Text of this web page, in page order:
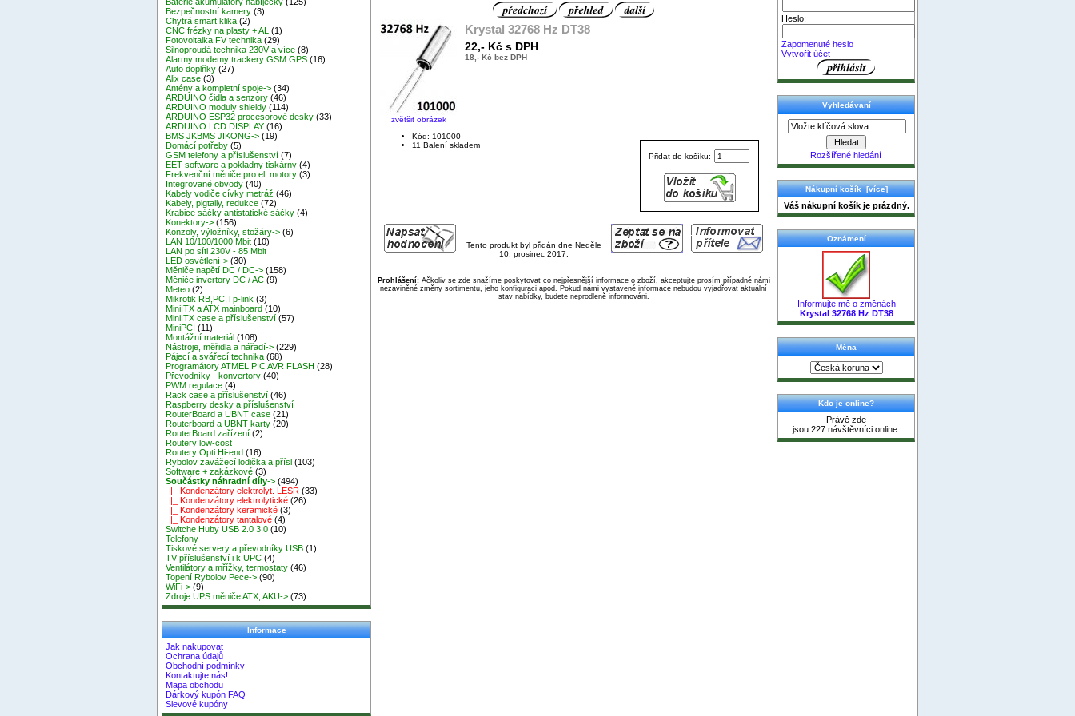
Bezpečnostní kamery (3)
Chytrá smart klika (2)
CNC frézky na plasty + AL
(1)
Fotovoltaika FV technika (29)
Silnoproudá technika 230V a více (8)
Alarmy modemy trackery GSM GPS (16)
Auto doplňky (27)
Alix case (3)
Antény a kompletní spoje-> (34)
ARDUINO čidla a senzory (46)
ARDUINO moduly shieldy (114)
ARDUINO ESP32 procesorové desky (33)
ARDUINO LCD DISPLAY (16)
BMS JKBMS JIKONG-> (19)
Domácí potřeby (5)
GSM telefony a příslušenství (7)
EET software a pokladny tiskárny (4)
Frekvenční měniče pro el. motory (3)
Integrované obvody (40)
Kabely vodiče cívky metráž (46)
Kabely, pigtaily, redukce (72)
Krabice sáčky antistatické sáčky (4)
Konektory-> (156)
Konzoly, výložníky, stožáry-> (6)
LAN 10/100/1000 Mbit (10)
LAN po síti 230V - 85 Mbit
LED osvětlení-> (30)
Měniče napětí DC / DC-> (158)
Měniče invertory DC / AC (9)
Meteo (2)
Mikrotik RB,PC,Tp-link (3)
MiniITX a ATX mainboard (10)
MiniITX case a příslušenství (57)
MiniPCI (11)
Montážní materiál (108)
Nástroje, měřidla a nářadí-> (229)
Pájecí a svářecí technika (68)
Programátory ATMEL PIC AVR FLASH (28)
Převodníky - konvertory (40)
PWM regulace (4)
Rack case a příslušenství (46)
Raspberry desky a příslušenství
RouterBoard a UBNT case (21)
Routerboard a UBNT karty (20)
RouterBoard zařízení (2)
Routery low-cost
Routery Opti Hi-end (16)
Rybolov zavážecí lodička a přísl (103)
Software + zakázkové (3)
Součástky náhradní díly-> (494)
|_ Kondenzátory elektrolyt. LESR (33)
|_ Kondenzátory elektrolytické (26)
|_ Kondenzátory keramické (3)
|_ Kondenzátory tantalové (4)
Switche Huby USB 2.0 3.0 (10)
Telefony
Tiskové servery a převodníky USB (1)
TV příslušenství i k UPC (4)
Ventilátory a mřížky, termostaty (46)
Topení Rybolov Pece-> (90)
WiFi-> (9)
Zdroje UPS měniče ATX, AKU-> (73)
Informace
Jak nakupovat
Ochrana údajů
Obchodní podmínky
Kontaktujte nás!
Mapa obchodu
Dárkový kupón FAQ
Slevové kupóny
zvětšit obrázek
Krystal 32768 Hz DT38
22,- Kč s DPH
18,- Kč bez DPH
Přidat do košíku:
Kód: 101000
11 Balení skladem
Tento produkt byl přidán dne Neděle
10. prosinec 2017.
Prohlášení:Ačkoliv se zde snažíme poskytovat co nejpřesnější informace o zboží, akceptujte prosím případné námi
nezaviněné změny sortimentu, jeho konfiguraci apod. Pokud námi vystavené informace nebudou vyjadřovat aktuální
stav nabídky, budete neprodleně informováni.
Heslo:
Zapomenuté heslo
Vytvořit účet
Vyhledávaní
Rozšířené hledání
Nákupní košík [více]
Váš nákupní košík je prázdný.
Oznámení
Informujte mě o změnách
Krystal 32768 Hz DT38
Měna
Kdo je online?
Právě zde
jsou 227 návštěvníci online.